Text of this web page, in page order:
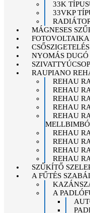
33K
33VKP
MÁGNESES
CSŐSZIGETELÉS
NYOMÁS DUGÓ
RAUPIANO
REHAU
REHAU
REHAU
REHAU
REHAU
MELLBIMBÓ
REHAU
REHAU
REHAU
REHAU
SZŰKÍTŐ
A FŰTÉS
A